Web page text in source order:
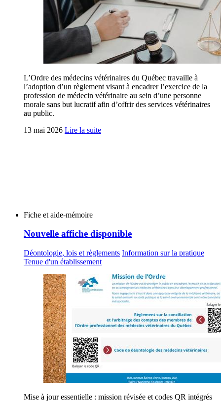
L’Ordre des médecins vétérinaires du Québec travaille à
l’adoption d’un règlement visant à encadrer l’exercice de la
profession de médecin vétérinaire au sein d’une personne
morale sans but lucratif afin d’offrir des services vétérinaires
au public.
13 mai 2026 Lire la suite
Fiche et aide-mémoire
Nouvelle affiche disponible
Déontologie, lois et règlements Information sur la pratique
Tenue d'un établissement
Mise à jour essentielle : mission révisée et codes QR intégrés